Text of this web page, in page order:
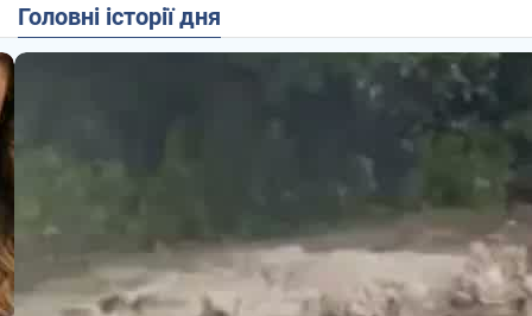
Головні історії дня